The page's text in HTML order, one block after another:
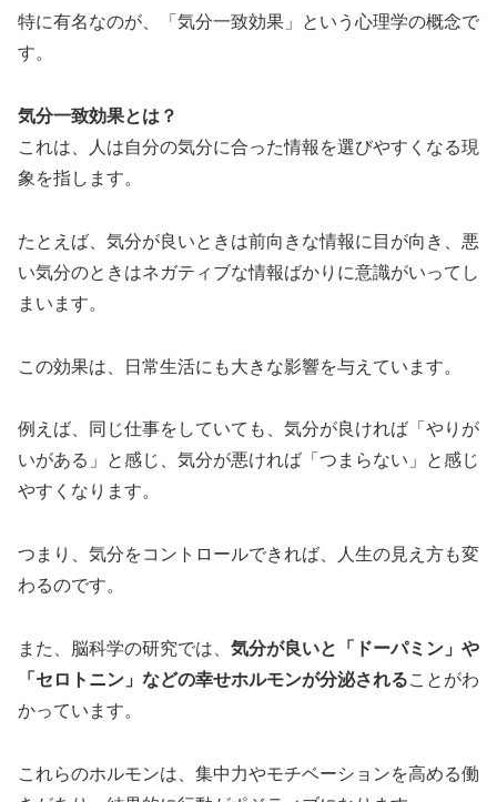
特に有名なのが、 「気分一致効果」
という心理学の概念で
す。
気分一致効果とは？
これは、人は自分の気分に合った情報を選びやすくなる現
象を指します。
たとえば、気分が良いときは前向きな情報に目が向き、悪
い気分のときはネガティブな情報ばかりに意識がいってし
まいます。
この効果は、日常生活にも大きな影響を与えています。
例えば、同じ仕事をしていても、気分が良ければ「やりが
いがある」と感じ、気分が悪ければ「つまらない」と感じ
やすくなります。
つまり、気分をコントロールできれば、人生の見え方も変
わるのです。
また、脳科学の研究では、 気分が良いと「ドーパミン」や
「セロトニン」などの幸せホルモンが分泌されることがわ
かっています。
これらのホルモンは、集中力やモチベーションを高める働